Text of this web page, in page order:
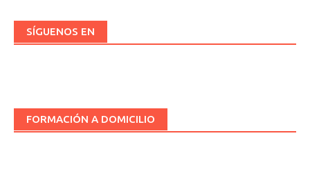
SÍGUENOS EN
FORMACIÓN A DOMICILIO